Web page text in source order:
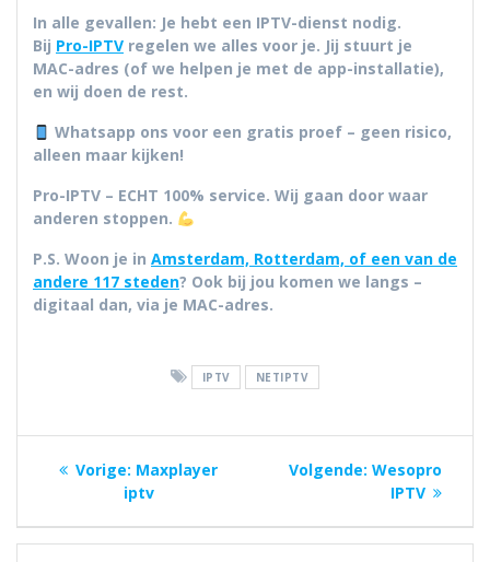
In alle gevallen: Je hebt een IPTV-dienst nodig.
Bij Pro-IPTV regelen we alles voor je. Jij stuurt je
MAC-adres (of we helpen je met de app-installatie),
en wij doen de rest.
Whatsapp ons voor een gratis proef – geen risico,
alleen maar kijken!
Pro-IPTV – ECHT 100% service. Wij gaan door waar
anderen stoppen.
P.S. Woon je in Amsterdam, Rotterdam, of een van de
andere 117 steden? Ook bij jou komen we langs –
digitaal dan, via je MAC-adres.
IPTV NETIPTV
Berichtnavigatie
Vorige: Vorig
bericht:
Maxplayer
iptv
Volgende: Volgend
bericht:
Wesopro
IPTV